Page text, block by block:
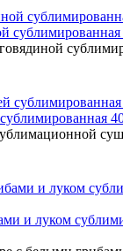
сублимированная
и луком